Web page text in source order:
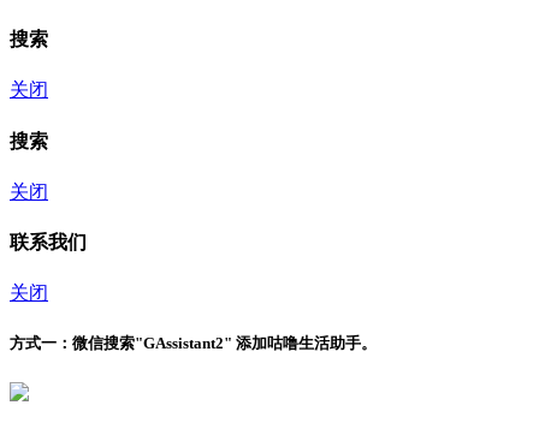
搜索
关闭
搜索
关闭
联系我们
关闭
方式一： 微信搜索"GAssistant2" 添加咕噜生活助手。